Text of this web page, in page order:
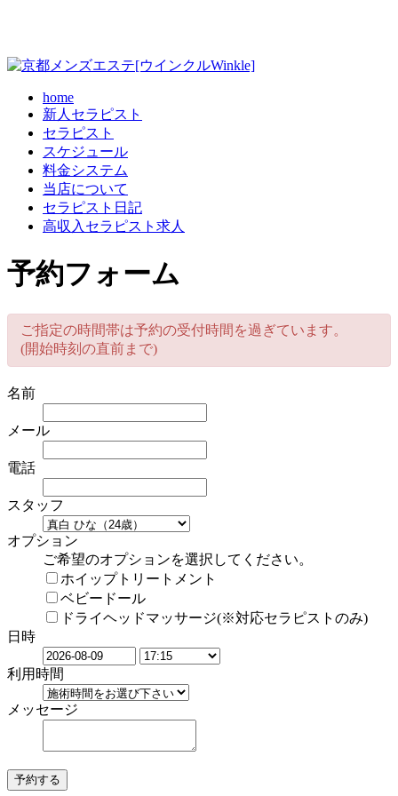
home
新人セラピスト
セラピスト
スケジュール
料金システム
当店について
セラピスト日記
高収入セラピスト求人
予約フォーム
ご指定の時間帯は予約の受付時間を過ぎています。
(開始時刻の直前まで)
名前
メール
電話
スタッフ
オプション
ご希望のオプションを選択してください。
ホイップトリートメント
ベビードール
ドライヘッドマッサージ(※対応セラピストのみ)
日時
利用時間
メッセージ